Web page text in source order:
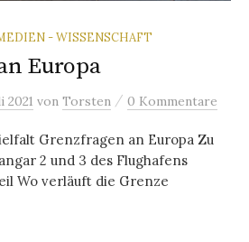
- WISSENSCHAFT
Europa
2021 von Torsten / 0 Kommentare
Grenzfragen an Europa Zu
2 und 3 des Flughafens
Wo verläuft die Grenze